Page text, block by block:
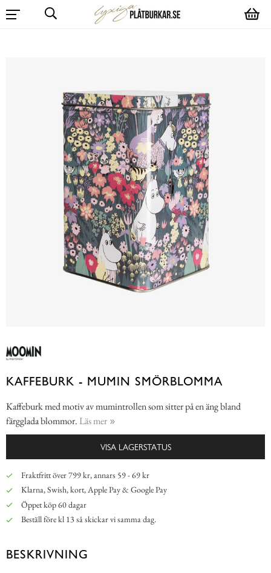
KAFFEBURK - MUMIN SMÖRBLOMMA
Kaffeburk med motiv av mumintrollen som sitter på en äng bland
färgglada blommor. Läs mer
VISA LAGERSTATUS
Fraktfritt över 799 kr, annars 59 - 69 kr
Klarna, Swish, kort, Apple Pay & Google Pay
Öppet köp 60 dagar
Beställ före kl 13 så skickar vi samma dag.
BESKRIVNING